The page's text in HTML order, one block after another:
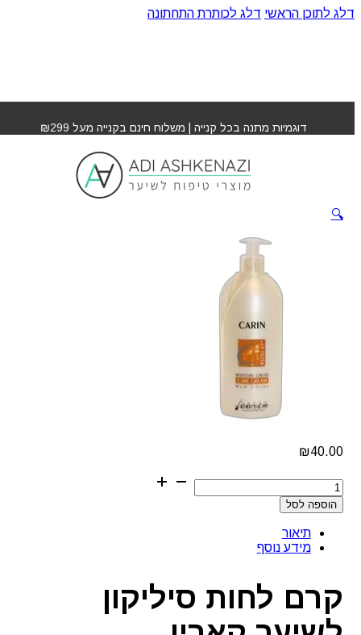
דלג לתוכן הראשי דלג לכותרת התחתונה
דוגמיות מתנה בכל קנייה | משלוח חינם בקנייה מעל ₪299
🔍
₪40.00
כמות
של
קרם
סיליקון
לשיער
הוספה לסל
תיאור
מידע נוסף
קרם לחות סיליקון